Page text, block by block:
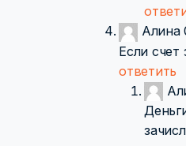
Алина
Если счет
ответить